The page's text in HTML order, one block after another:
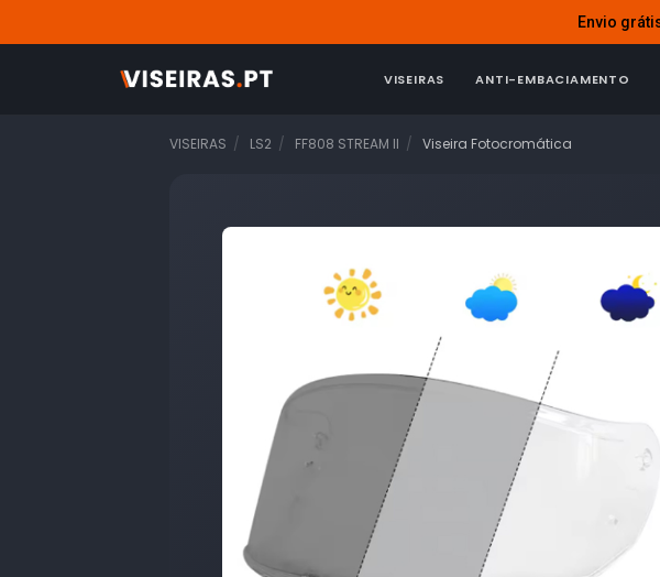
Envio
VISEIRAS ANTI-EMBACIAMENTO
VISEIRAS LS2 FF808 STREAM II Viseira Fotocromática